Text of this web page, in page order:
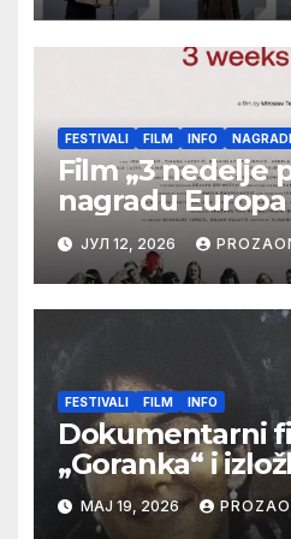
Festival
FESTIVALI FILM INFO
Film „3 nedelje
nagradu
Label na
Karlovim
ЈУЛ 12, 2026
FESTIVALI FILM INFO
Dokumentarni
„Goranka“ i
Goranke Matić
reditelja” na 19.
МАЈ 19, 2026